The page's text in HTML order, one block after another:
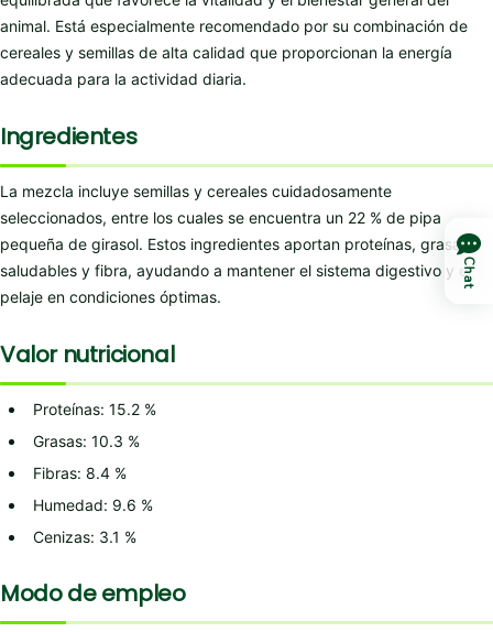
animal. Está especialmente recomendado por su combinación de
cereales y semillas de alta calidad que proporcionan la energía
adecuada para la actividad diaria.
Ingredientes
La mezcla incluye semillas y cereales cuidadosamente
seleccionados, entre los cuales se encuentra un 22 % de pipa
pequeña de girasol. Estos ingredientes aportan proteínas, grasas
saludables y fibra, ayudando a mantener el sistema digestivo y el
pelaje en condiciones óptimas.
Valor nutricional
Proteínas: 15.2 %
Grasas: 10.3 %
Fibras: 8.4 %
Humedad: 9.6 %
Cenizas: 3.1 %
Modo de empleo
Chat